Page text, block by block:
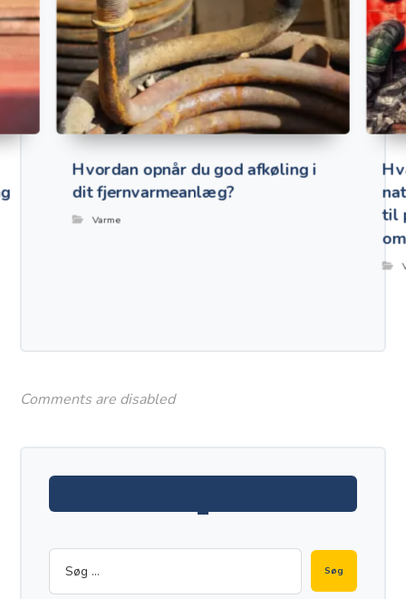
Hvordan opnår du god afkøling i
dit fjernvarmeanlæg?
Varme til
Comments are disabled